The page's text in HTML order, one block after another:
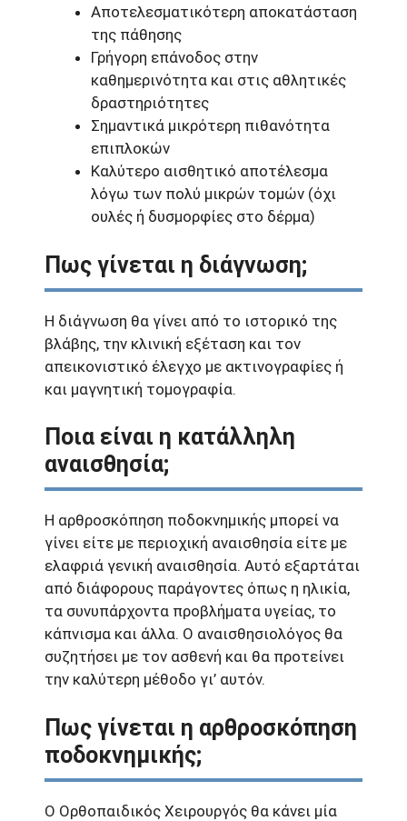
Αποτελεσματικότερη αποκατάσταση
της πάθησης
Γρήγορη επάνοδος στην
καθημερινότητα και στις αθλητικές
δραστηριότητες
Σημαντικά μικρότερη πιθανότητα
επιπλοκών
Καλύτερο αισθητικό αποτέλεσμα
λόγω των πολύ μικρών τομών (όχι
ουλές ή δυσμορφίες στο δέρμα)
Πως γίνεται η διάγνωση;
Η διάγνωση θα γίνει από το ιστορικό της
βλάβης, την κλινική εξέταση και τον
απεικονιστικό έλεγχο με ακτινογραφίες ή
και μαγνητική τομογραφία.
Ποια είναι η κατάλληλη
αναισθησία;
Η αρθροσκόπηση ποδοκνημικής μπορεί να
γίνει είτε με περιοχική αναισθησία είτε με
ελαφριά γενική αναισθησία. Αυτό εξαρτάται
από διάφορους παράγοντες όπως η ηλικία,
τα συνυπάρχοντα προβλήματα υγείας, το
κάπνισμα και άλλα. Ο αναισθησιολόγος θα
συζητήσει με τον ασθενή και θα προτείνει
την καλύτερη μέθοδο γι’ αυτόν.
Πως γίνεται η αρθροσκόπηση
ποδοκνημικής;
Ο Ορθοπαιδικός Χειρουργός θα κάνει μία